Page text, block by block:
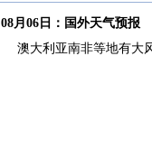
08月06日：国外天气预报
澳大利亚南非等地有大